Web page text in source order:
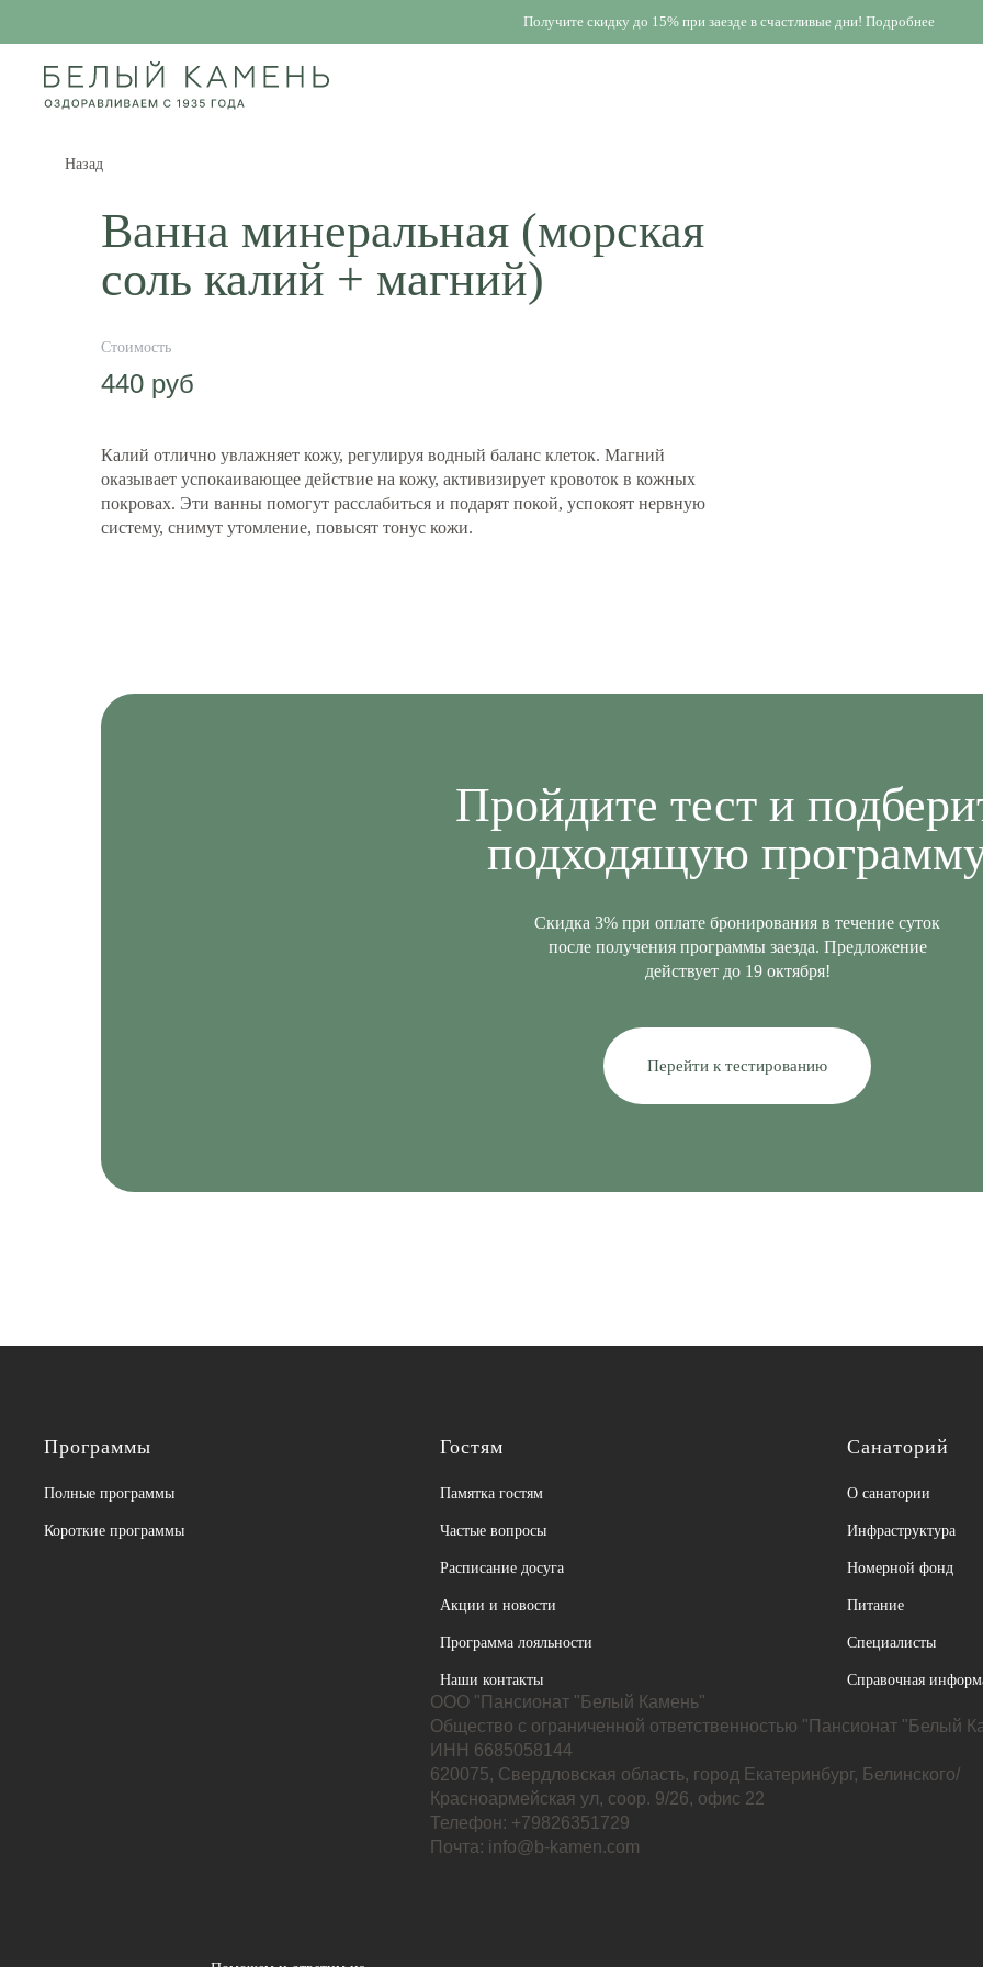
Получите скидку до 15% при заезде в счастливые дни! Подробнее
Назад
Ванна минеральная (морская
соль калий + магний)
440 руб
Калий отлично увлажняет кожу, регулируя водный баланс клеток. Магний
оказывает успокаивающее действие на кожу, активизирует кровоток в кожных
покровах. Эти ванны помогут расслабиться и подарят покой, успокоят нервную
систему, снимут утомление, повысят тонус кожи.
Пройдите тест и
подходящую
Скидка 3% при оплате бронирования в течение суток
после получения программы заезда. Предложение
действует до 19 октября!
Перейти к тестированию
Программы
Полные программы
Короткие программы
Гостям
Памятка гостям
Частые вопросы
Расписание досуга
Акции и новости
Программа лояльности
Наши контакты
Санаторий
О санатории
Инфраструктура
Номерной фонд
Питание
Специалисты
Справочная
ООО "Пансионат "Белый Камень"
Общество с ограниченной ответственностью "Пансионат "Белый
ИНН 6685058144
620075, Свердловская область, город Екатеринбург, Белинского/
Красноармейская ул, соор. 9/26, офис 22
Телефон: +79826351729
Почта: info@b-kamen.com